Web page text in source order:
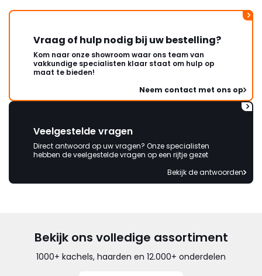
Vraag of hulp nodig bij uw bestelling?
Kom naar onze showroom waar ons team van
vakkundige specialisten klaar staat om hulp op
maat te bieden!
Neem contact met ons op
Veelgestelde vragen
Direct antwoord op uw vragen? Onze specialisten
hebben de veelgestelde vragen op een rijtje gezet
Bekijk de antwoorden
Bekijk ons volledige assortiment
1000+ kachels, haarden en 12.000+ onderdelen